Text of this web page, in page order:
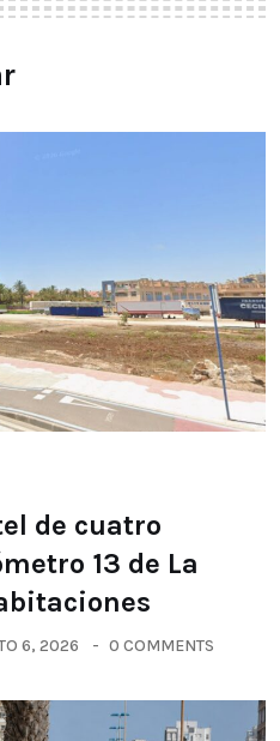
de cuatro
13 de La
6, 2026 0 COMMENTS